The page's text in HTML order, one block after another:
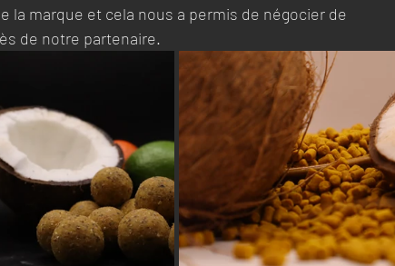
la marque et cela nous a permis de négocier de
de notre partenaire.